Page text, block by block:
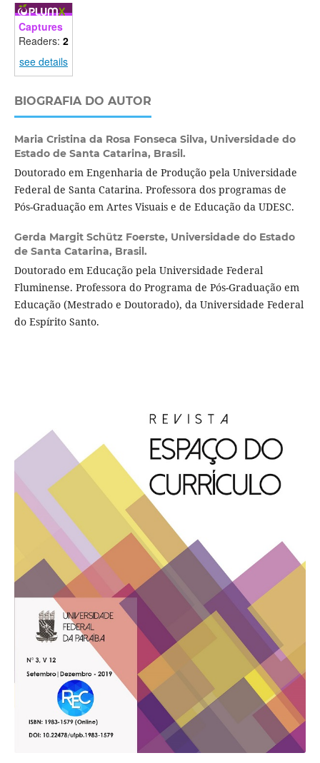
Captures
Readers: 2
see details
BIOGRAFIA DO AUTOR
Maria Cristina da Rosa Fonseca Silva, Universidade do
Estado de Santa Catarina, Brasil.
Doutorado em Engenharia de Produção pela Universidade
Federal de Santa Catarina. Professora dos programas de
Pós-Graduação em Artes Visuais e de Educação da UDESC.
Gerda Margit Schütz Foerste, Universidade do Estado
de Santa Catarina, Brasil.
Doutorado em Educação pela Universidade Federal
Fluminense. Professora do Programa de Pós-Graduação em
Educação (Mestrado e Doutorado), da Universidade Federal
do Espírito Santo.